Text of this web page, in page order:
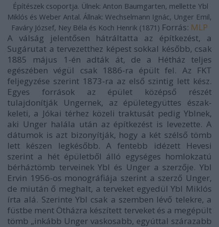
Építészek csoportja. Ülnek: Anton Baumgarten, mellette Ybl
Miklós és Weber Antal. Állnak: Wechselmann Ignác, Unger Emil,
Faváry József, Ney Béla és Koch Henrik (1871) Forrás: MLP
A válság jelentősen hátráltatta az építkezést, a
Sugárutat a tervezetthez képest sokkal később, csak
1885 május 1-én adták át, de a Hétház teljes
egészében végül csak 1886-ra épült fel. Az FKT
feljegyzése szerint 1873-ra az első szintig lett kész.
Egyes források az épület középső részét
tulajdonítják Ungernek, az épületegyüttes észak-
keleti, a Jókai térhez közeli traktusát pedig Yblnek,
aki Unger halála után az építkezést is levezette. A
dátumok is azt bizonyítják, hogy a két szélső tömb
lett készen legkésőbb. A fentebb idézett Hevesi
szerint a hét épületből álló egységes homlokzatú
bérháztömb terveinek Ybl és Unger a szerzője. Ybl
Ervin 1956-os monográfiája szerint a szerző Unger,
de miután ő meghalt, a terveket egyedül Ybl Miklós
írta alá. Szerinte Ybl csak a szemben lévő telekre, a
füstbe ment Ötházra készített terveket és a megépült
tömb „inkább Unger vaskosabb, egyúttal szárazabb